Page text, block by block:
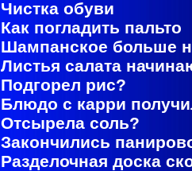
Чистка обуви
Как погладить пальто
Шампанское больше
Листья салата
Подгорел рис?
Блюдо с карри
Отсырела соль?
Закончились
Разделочная доска